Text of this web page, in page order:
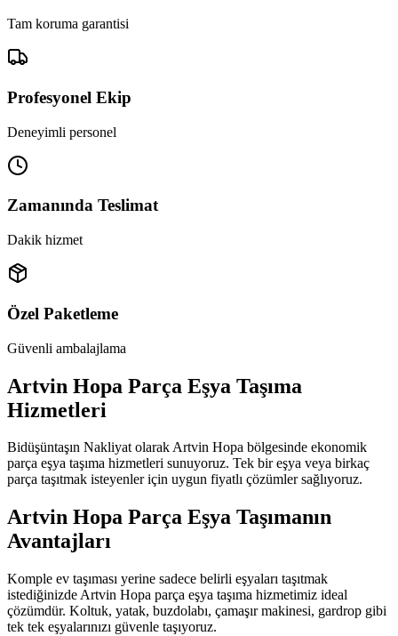
Tam koruma garantisi
Profesyonel Ekip
Deneyimli personel
Zamanında Teslimat
Dakik hizmet
Özel Paketleme
Güvenli ambalajlama
Artvin Hopa Parça Eşya Taşıma
Hizmetleri
Bidüşüntaşın Nakliyat olarak Artvin Hopa bölgesinde ekonomik
parça eşya taşıma hizmetleri sunuyoruz. Tek bir eşya veya birkaç
parça taşıtmak isteyenler için uygun fiyatlı çözümler sağlıyoruz.
Artvin Hopa Parça Eşya Taşımanın
Avantajları
Komple ev taşıması yerine sadece belirli eşyaları taşıtmak
istediğinizde Artvin Hopa parça eşya taşıma hizmetimiz ideal
çözümdür. Koltuk, yatak, buzdolabı, çamaşır makinesi, gardrop gibi
tek tek eşyalarınızı güvenle taşıyoruz.